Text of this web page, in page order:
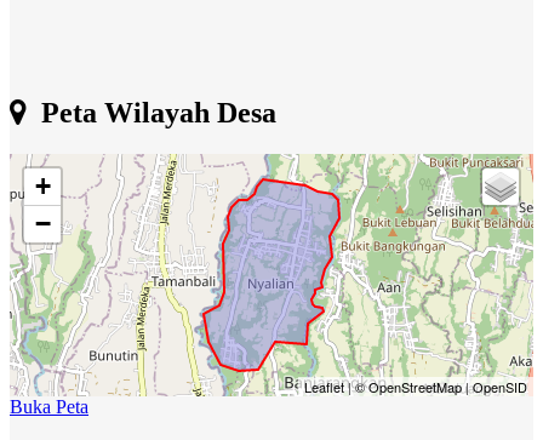
Peta Wilayah Desa
+
−
Leaflet|© OpenStreetMap|OpenSID
Buka Peta